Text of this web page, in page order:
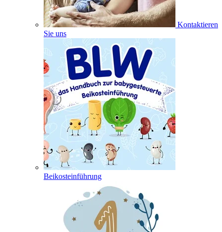
Kontaktieren
Sie uns
Beikosteinführung